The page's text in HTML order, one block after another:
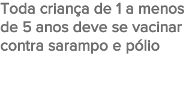
Toda criança de 1 a menos
de 5 anos deve se vacinar
contra sarampo e pólio